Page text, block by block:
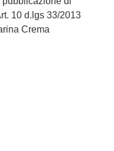
10 d.lgs 33/2013
Crema